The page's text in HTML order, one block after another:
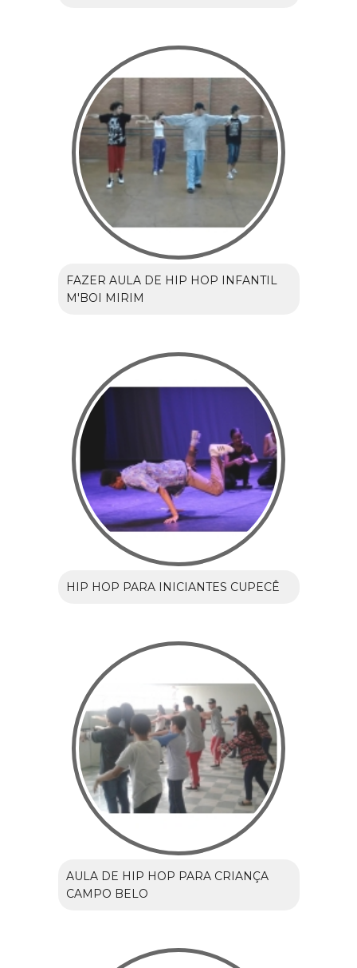
FAZER AULA DE HIP HOP INFANTIL
M'BOI MIRIM
HIP HOP PARA INICIANTES CUPECÊ
AULA DE HIP HOP PARA CRIANÇA
CAMPO BELO